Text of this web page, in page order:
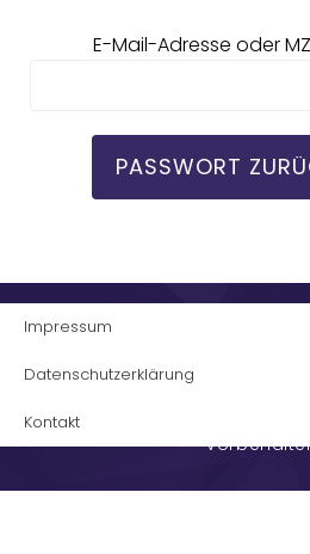
E-Mail-Adresse oder
PASSWORT
Impressum
Datenschutzerklärung
Kontakt
© Magischer Zirkel Moosburg/